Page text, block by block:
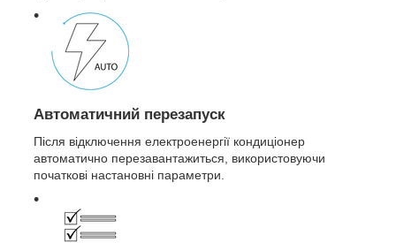
Автоматичний перезапуск
Після відключення електроенергії кондиціонер
автоматично перезавантажиться, використовуючи
початкові настановні параметри.